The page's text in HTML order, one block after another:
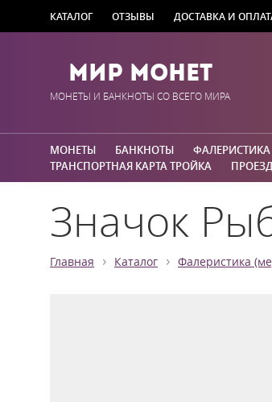
КАТАЛОГ ОТЗЫВЫ ДОСТАВКА И
Мир Монет
МОНЕТЫ И БАНКНОТЫ СО ВСЕГО МИРА
МОНЕТЫ БАНКНОТЫ
ТРАНСПОРТНАЯ КАРТА ТРОЙКА
Значок
Главная › Каталог › Фалеристика